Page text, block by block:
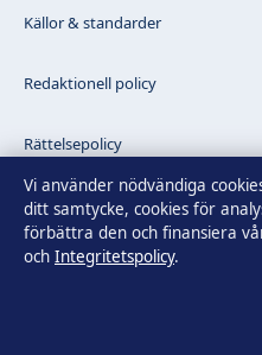
Källor & standarder
Redaktionell policy
Rättelsepolicy
Faktagranskningspolicy
Ägande & finansiering
Vi använder nödvändiga
ditt samtycke, cookies för
förbättra den och finansiera
och Integritetspolicy.